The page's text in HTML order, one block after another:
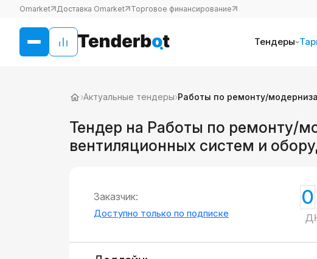
Omarket Доставка Omarket Торговое финансирование
Тендеры
›Актуальные тендеры›Работы по ремонту/
Тендер на Работы по ремонту/
вентиляционных систем и
Заказчик:
Доступно только по подписке
0